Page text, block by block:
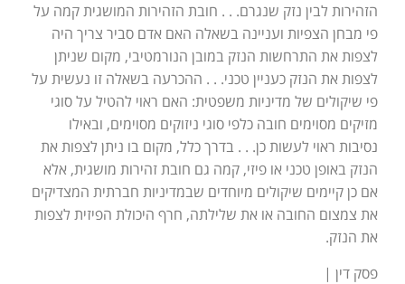
הזהירות לבין נזק שנגרם. . . חובת הזהירות המושגית קמה על
פי מבחן הצפיות ועניינה בשאלה האם אדם סביר צריך היה
לצפות את התרחשות הנזק במובן הנורמטיבי, מקום שניתן
לצפות את הנזק כעניין טכני. . . ההכרעה בשאלה זו נעשית על
פי שיקולים של מדיניות משפטית: האם ראוי להטיל על סוגי
מזיקים מסוימים חובה כלפי סוגי ניזוקים מסוימים, ובאילו
נסיבות ראוי לעשות כן. . . בדרך כלל, מקום בו ניתן לצפות את
הנזק באופן טכני או פיזי, קמה גם חובת זהירות מושגית, אלא
אם כן קיימים שיקולים מיוחדים שבמדיניות חברתית המצדיקים
את צמצום החובה או את שלילתה, חרף היכולת הפיזית לצפות
את הנזק.
פסק דין |